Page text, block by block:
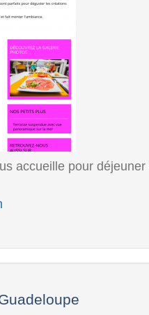
accueille pour